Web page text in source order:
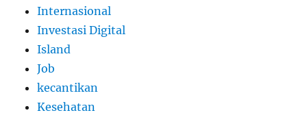
Internasional
Investasi Digital
Island
Job
kecantikan
Kesehatan